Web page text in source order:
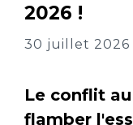
2026 !
30 juillet 2026
Le conflit
flamber